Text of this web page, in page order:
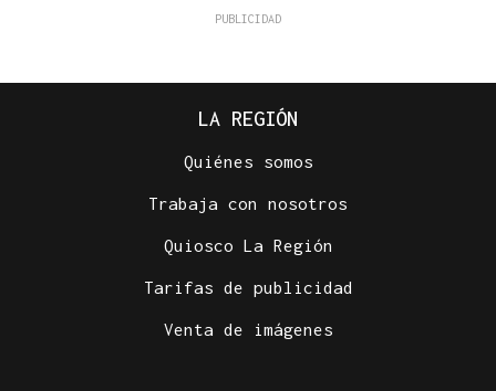
LA REGIÓN
Quiénes somos
Trabaja con nosotros
Quiosco La Región
Tarifas de publicidad
Venta de imágenes